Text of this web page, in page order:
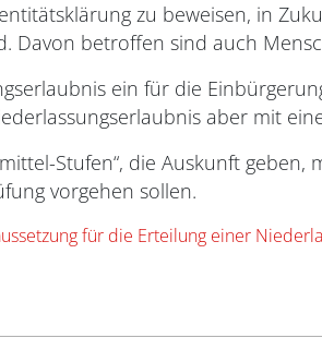
zu beweisen, in
Davon betroffen sind auch
ein für die
aber mit
Stufen“, die Auskunft
vorgehen sollen.
für die Erteilung einer